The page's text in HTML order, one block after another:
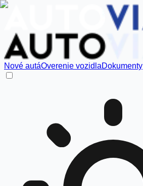
Nové autáOverenie vozidlaDokumenty